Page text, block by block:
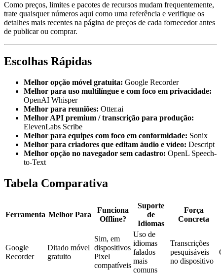
Como preços, limites e pacotes de recursos mudam frequentemente,
trate quaisquer números aqui como uma referência e verifique os
detalhes mais recentes na página de preços de cada fornecedor antes
de publicar ou comprar.
Escolhas Rápidas
Melhor opção móvel gratuita: Google Recorder
Melhor para uso multilíngue e com foco em privacidade:
OpenAI Whisper
Melhor para reuniões: Otter.ai
Melhor API premium / transcrição para produção:
ElevenLabs Scribe
Melhor para equipes com foco em conformidade: Sonix
Melhor para criadores que editam áudio e vídeo: Descript
Melhor opção no navegador sem cadastro: OpenL Speech-
to-Text
Tabela Comparativa
Ferramenta Melhor Para
Funciona
Offline?
Suporte
de
Idiomas
Força
Concreta
Google
Recorder
Ditado móvel
gratuito
Sim, em
dispositivos
Pixel
compatíveis
Uso de
idiomas
falados
mais
comuns
Transcrições
pesquisáveis
no dispositivo